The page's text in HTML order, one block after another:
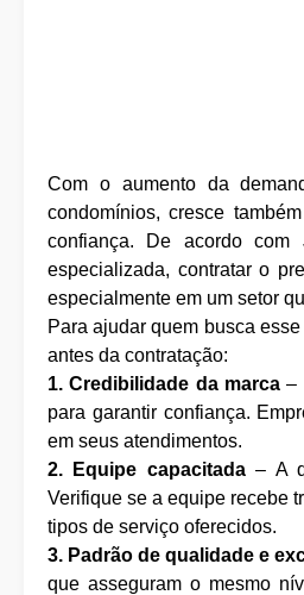
Com o aumento da
condomínios, cresce
confiança. De acordo
especializada, contratar o
especialmente em um setor
Para ajudar quem busca
antes da contratação:
1. Credibilidade da marca –
para garantir confiança.
em seus atendimentos.
2. Equipe capacitada– A
Verifique se a equipe recebe
tipos de serviço oferecidos.
3. Padrão de qualidade e
que asseguram o mesmo